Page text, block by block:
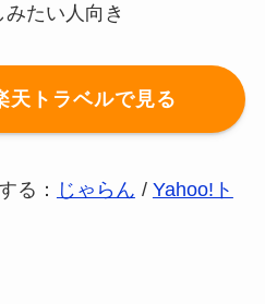
たい人向き
天トラベルで見る
る： じゃらん / Yahoo!ト